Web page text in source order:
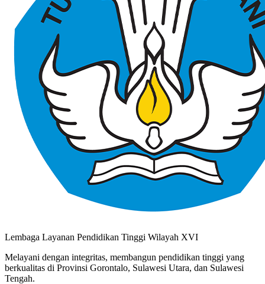
Lembaga Layanan Pendidikan Tinggi Wilayah XVI
Melayani dengan integritas, membangun pendidikan tinggi yang
berkualitas di Provinsi Gorontalo, Sulawesi Utara, dan Sulawesi
Tengah.